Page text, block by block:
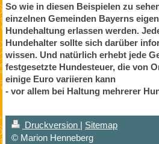
So wie in diesen Beispielen zu
einzelnen Gemeinden Bayerns
Hundehaltung erlassen werden.
Hundehalter sollte sich darüber
wissen. Und natürlich erhebt jede
festgesetzte Hundesteuer, die von
einige Euro variieren kann
- vor allem bei Haltung mehrerer
Druckversion | Sitemap
© Marion Henneberg